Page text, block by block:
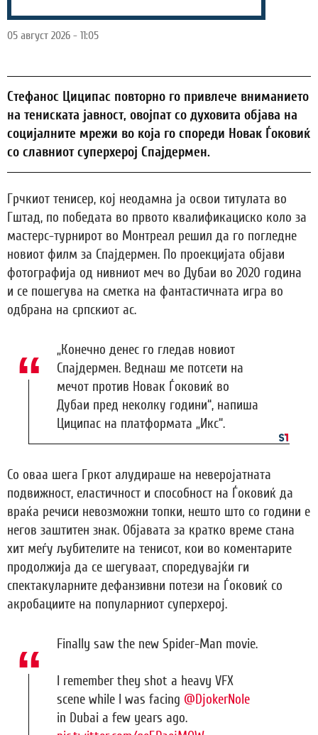
05 август 2026 - 11:05
Стефанос Циципас повторно го привлече вниманието
на тениската јавност, овојпат со духовита објава на
социјалните мрежи во која го спореди Новак Ѓоковиќ
со славниот суперхерој Спајдермен.
Грчкиот тенисер, кој неодамна ја освои титулата во
Гштад, по победата во првото квалификациско коло за
мастерс-турнирот во Монтреал решил да го погледне
новиот филм за Спајдермен. По проекцијата објави
фотографија од нивниот меч во Дубаи во 2020 година
и се пошегува на сметка на фантастичната игра во
одбрана на српскиот ас.
„Конечно денес го гледав новиот
Спајдермен. Веднаш ме потсети на
мечот против Новак Ѓоковиќ во
Дубаи пред неколку години“, напиша
Циципас на платформата „Икс“.
Со оваа шега Гркот алудираше на неверојатната
подвижност, еластичност и способност на Ѓоковиќ да
враќа речиси невозможни топки, нешто што со години е
негов заштитен знак. Објавата за кратко време стана
хит меѓу љубителите на тенисот, кои во коментарите
продолжија да се шегуваат, споредувајќи ги
спектакуларните дефанзивни потези на Ѓоковиќ со
акробациите на популарниот суперхерој.
Finally saw the new Spider-Man movie.
I remember they shot a heavy VFX
scene while I was facing @DjokerNole
in Dubai a few years ago.